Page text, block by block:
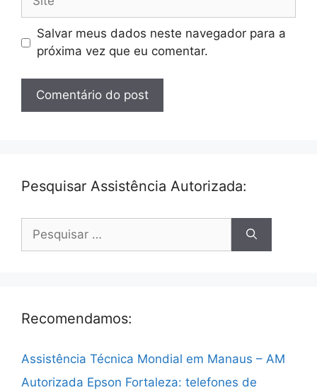
Salvar meus dados neste navegador para a
próxima vez que eu comentar.
Pesquisar Assistência Autorizada:
por:
Recomendamos:
Assistência Técnica Mondial em Manaus – AM
Autorizada Epson Fortaleza: telefones de